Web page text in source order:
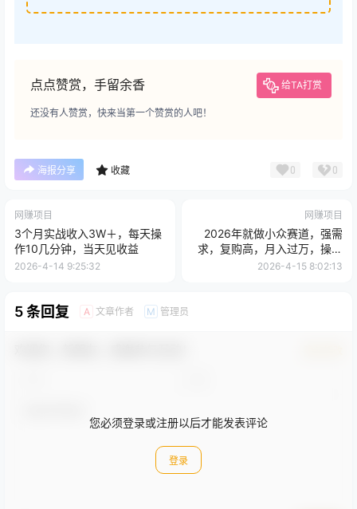
点点赞赏，手留余香 给TA打赏
还没有人赞赏，快来当第一个赞赏的人吧！
海报分享 收藏 0 0
网赚项目
3个月实战收入3W＋，每天操
作10几分钟，当天见收益
2026-4-14 9:25:32
网赚项目
2026年就做小众赛道，强需
求，复购高，月入过万，操作
简单
2026-4-15 8:02:13
5 条回复 A 文章作者 M 管理员
您必须登录或注册以后才能发表评论
登录